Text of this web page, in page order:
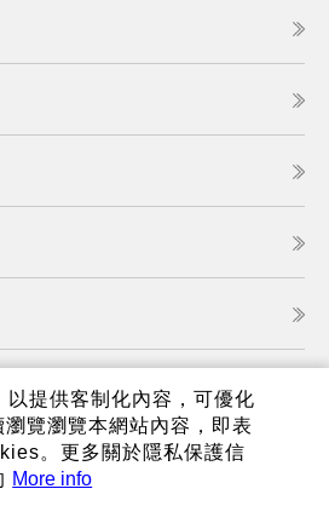
提供客制化內容，可優化
覽瀏覽本網站內容，即表
。更多關於隱私保護信
More info